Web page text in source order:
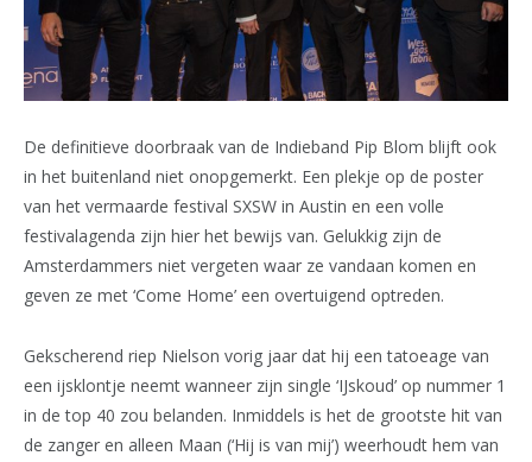
De definitieve doorbraak van de Indieband Pip Blom blijft ook
in het buitenland niet onopgemerkt. Een plekje op de poster
van het vermaarde festival SXSW in Austin en een volle
festivalagenda zijn hier het bewijs van. Gelukkig zijn de
Amsterdammers niet vergeten waar ze vandaan komen en
geven ze met ‘Come Home’ een overtuigend optreden.
Gekscherend riep Nielson vorig jaar dat hij een tatoeage van
een ijsklontje neemt wanneer zijn single ‘IJskoud’ op nummer 1
in de top 40 zou belanden. Inmiddels is het de grootste hit van
de zanger en alleen Maan (‘Hij is van mij’) weerhoudt hem van